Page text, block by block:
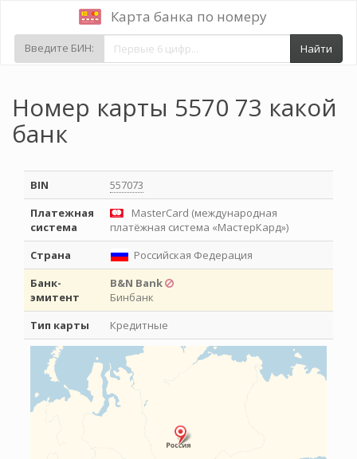
Карта банка по номеру
Введите БИН: Найти
Номер карты 5570 73 какой
банк
BIN
557073
Платежная
система
MasterCard (международная
платёжная система «МастерКард»)
Страна
Российская Федерация
Банк-
эмитент
B&N Bank
Бинбанк
Тип карты
Кредитные